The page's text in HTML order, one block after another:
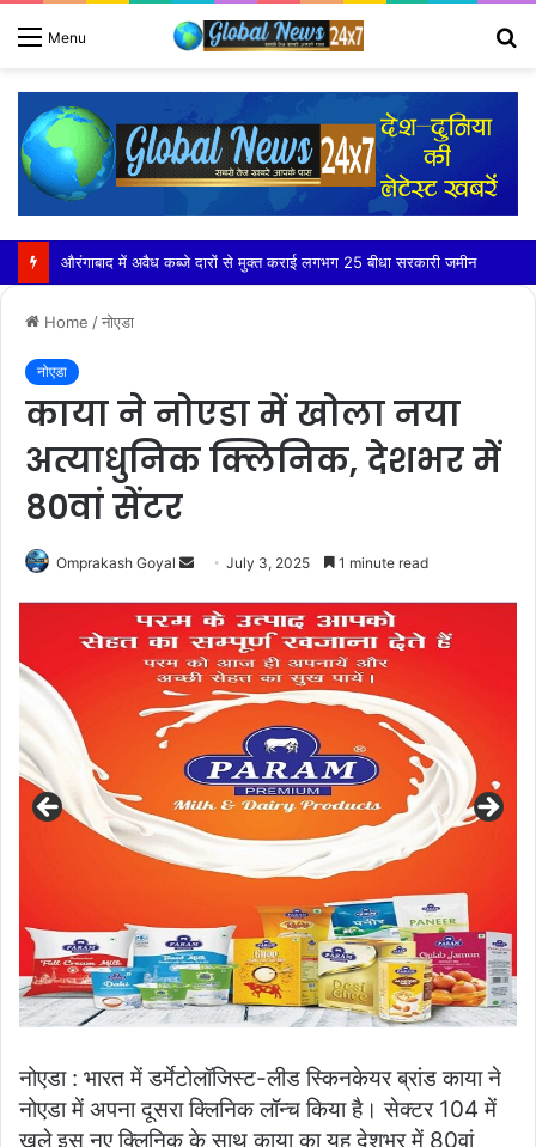
Menu
आयुर्वेद के अनुसार हल्का, गर्म और सुपाच्य भोजन है लाभकारी – डॉ. शैलेश रौसा
Home /नोएडा
नोएडा
काया ने नोएडा में खोला नया
अत्याधुनिक क्लिनिक, देशभर में
80वां सेंटर
Omprakash Goyal
Send
email
July 3, 2025 1 minute read
नोएडा : भारत में डर्मेटोलॉजिस्ट-लीड स्किनकेयर ब्रांड काया ने
नोएडा में अपना दूसरा क्लिनिक लॉन्च किया है। सेक्टर 104 में
खुले इस नए क्लिनिक के साथ काया का यह देशभर में 80वां